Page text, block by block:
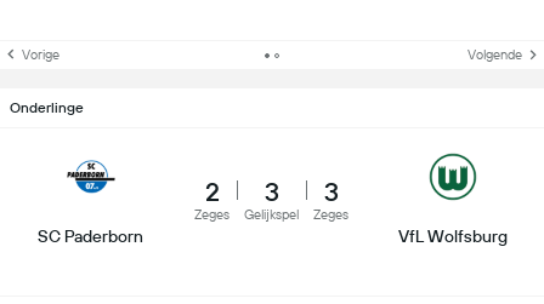
Vorige Volgende
Onderlinge
SC Paderborn
2
Zeges
3
Gelijkspel
3
Zeges
VfL Wolfsburg